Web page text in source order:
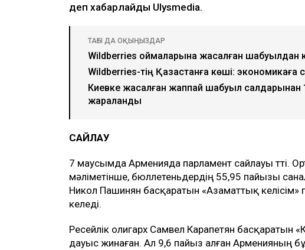
деп хабарлайды Ulysmedia.
ТАҒЫ ДА ОҚЫҢЫЗДАР
Wildberries қоймаларына жасалған шабуылдан
Wildberries-тің Қазақстанға көші: экономикаға
Киевке жасалған жаппай шабуыл салдарынан
жараланды
САЙЛАУ
7 маусымда Арменияда парламент сайлауы өтті.
мәліметінше, бюллетеньдердің 55,95 пайызы
Никол Пашинян басқаратын «Азаматтық
келеді.
Ресейлік олигарх Самвел Карапетян басқаратын
дауыс жинаған. Ал 9,6 пайыз алған Арменияның